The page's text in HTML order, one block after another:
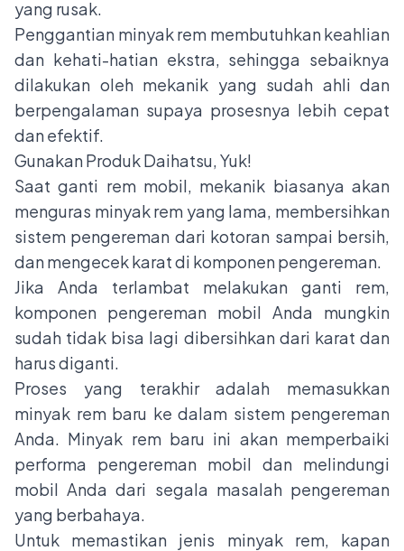
yang rusak.
Penggantian minyak rem membutuhkan keahlian
dan kehati-hatian ekstra, sehingga sebaiknya
dilakukan oleh mekanik yang sudah ahli dan
berpengalaman supaya prosesnya lebih cepat
dan efektif.
Gunakan Produk Daihatsu, Yuk!
Saat ganti rem mobil, mekanik biasanya akan
menguras minyak rem yang lama, membersihkan
sistem pengereman dari kotoran sampai bersih,
dan mengecek karat di komponen pengereman.
Jika Anda terlambat melakukan ganti rem,
komponen pengereman mobil Anda mungkin
sudah tidak bisa lagi dibersihkan dari karat dan
harus diganti.
Proses yang terakhir adalah memasukkan
minyak rem baru ke dalam sistem pengereman
Anda. Minyak rem baru ini akan memperbaiki
performa pengereman mobil dan melindungi
mobil Anda dari segala masalah pengereman
yang berbahaya.
Untuk memastikan jenis minyak rem, kapan